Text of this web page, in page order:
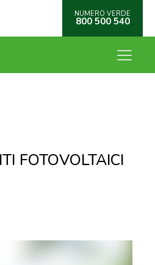
NUMERO VERDE
800 500 540
FOTOVOLTAICI